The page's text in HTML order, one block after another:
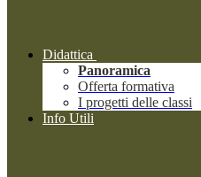
Didattica
Panoramica
Offerta formativa
I progetti delle classi
Info Utili